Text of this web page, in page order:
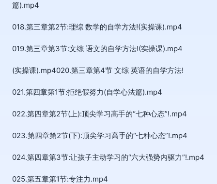
篇).mp4
018.第三章第2节:理综 数学的自学方法!(实操课).mp4
019.第三章第3节:文综 语文的自学方法!(实操课).mp4
(实操课).mp4020.第三章第4节 文综 英语的自学方法!
021.第四章第1节:拒绝假努力(自学心法篇).mp4
022.第四章第2节(上):顶尖学习高手的“七种心态”!.mp4
023.第四章第2节(下):顶尖学习高手的“七种心态”!.mp4
024.第四章第3节:让孩子主动学习的“六大强势内驱力”!.mp4
025.第五章第1节:专注力.mp4